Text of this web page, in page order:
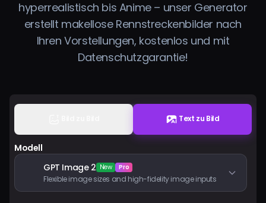
Preise
Anmelden
hyperrealistisch bis Anime – unser Generator
erstellt makellose Rennstreckenbilder nach
Ihren Vorstellungen, kostenlos und mit
Datenschutzgarantie!
Text zu Bild
Modell
GPT Image 2 New Pro
Flexible image sizes and high-fidelity image inputs